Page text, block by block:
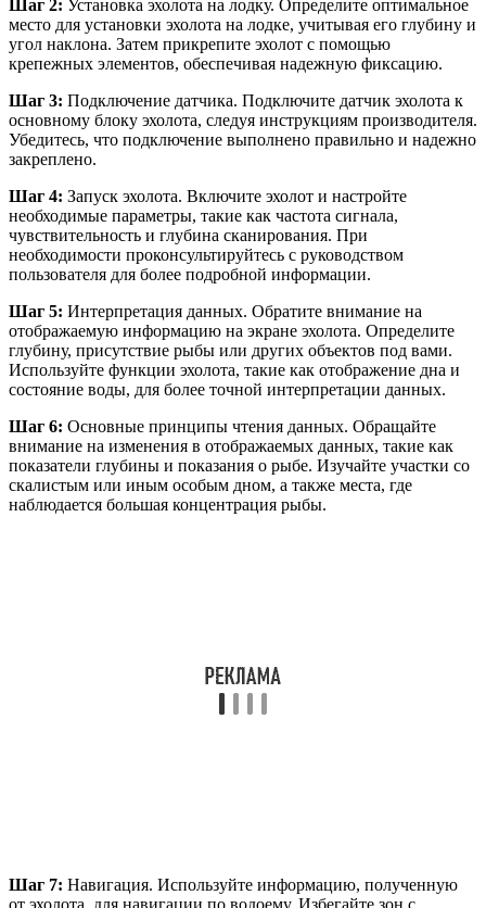
Шаг 2: Установка эхолота на лодку. Определите оптимальное
место для установки эхолота на лодке, учитывая его глубину и
угол наклона. Затем прикрепите эхолот с помощью
крепежных элементов, обеспечивая надежную фиксацию.
Шаг 3: Подключение датчика. Подключите датчик эхолота к
основному блоку эхолота, следуя инструкциям производителя.
Убедитесь, что подключение выполнено правильно и надежно
закреплено.
Шаг 4: Запуск эхолота. Включите эхолот и настройте
необходимые параметры, такие как частота сигнала,
чувствительность и глубина сканирования. При
необходимости проконсультируйтесь с руководством
пользователя для более подробной информации.
Шаг 5: Интерпретация данных. Обратите внимание на
отображаемую информацию на экране эхолота. Определите
глубину, присутствие рыбы или других объектов под вами.
Используйте функции эхолота, такие как отображение дна и
состояние воды, для более точной интерпретации данных.
Шаг 6: Основные принципы чтения данных. Обращайте
внимание на изменения в отображаемых данных, такие как
показатели глубины и показания о рыбе. Изучайте участки со
скалистым или иным особым дном, а также места, где
наблюдается большая концентрация рыбы.
Шаг 7: Навигация. Используйте информацию, полученную
от эхолота, для навигации по водоему. Избегайте зон с